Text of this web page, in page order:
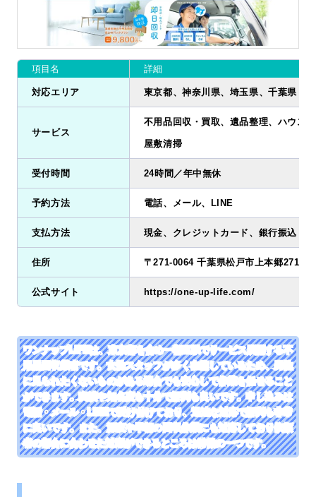
項目名 詳細
対応エリア 東京都、神奈川県、埼玉県、千葉県
サービス
不用品回収・買取、遺品整理、ハウス
屋敷清掃
受付時間 24時間／年中無休
予約方法 電話、メール、LINE
支払方法 現金、クレジットカード、銀行振込
住所 〒271-0064 千葉県松戸市上本郷2719-3
公式サイト https://one-up-life.com/
ワンナップLIFEは、東京都を含め一都三県でサービス展開する不
用品回収業者です。女性スタッフが多く在籍しているため、男性
に見られたくないものがある場合でも安心して作業を任せること
ができます。実績や知名度も十分で評判も良いです。申し込みは
電話・メール・LINEで受け付けており、迅速な対応で評判も非常
に良いです。また、深夜や早朝の回収作業にも対応しており依頼
者の都合に合わせた対応ができるところは特徴の一つです。